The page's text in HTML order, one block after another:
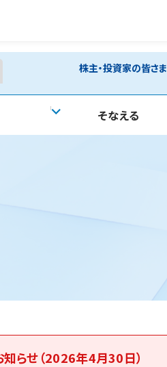
株主・投資家の皆さま
そなえる
知らせ（2026年4月30日）